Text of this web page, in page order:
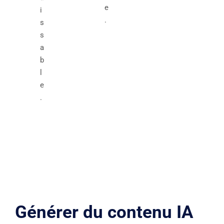
i
s
s
a
b
e
.
e
.
Générer du contenu IA